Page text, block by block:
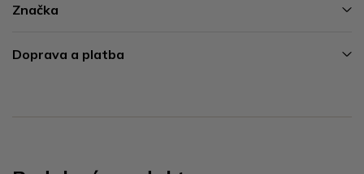
Značka
Doprava a platba